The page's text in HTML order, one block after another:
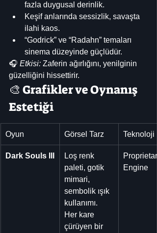
fazla duygusal derinlik.
Keşif anlarında sessizlik, savaşta
ilahi kaos.
“Godrick” ve “Radahn” temaları
sinema düzeyinde güçlüdür.
🎧 Etkisi: Zaferin ağırlığını, yenilginin
güzelliğini hissettirir.
🎨 Grafikler ve Oynanış
Estetiği
Oyun Görsel Tarz Teknoloji
Dark Souls III
Loş renk
paleti, gotik
mimari,
sembolik ışık
kullanımı.
Her kare
çürüyen bir
Engine